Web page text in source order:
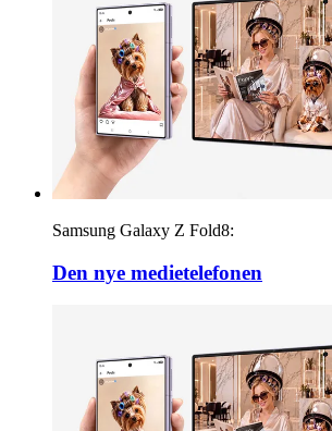
Samsung Galaxy Z Fold8:
Den nye medietelefonen